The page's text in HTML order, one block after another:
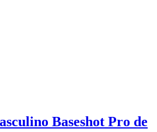
Baseshot Pro de